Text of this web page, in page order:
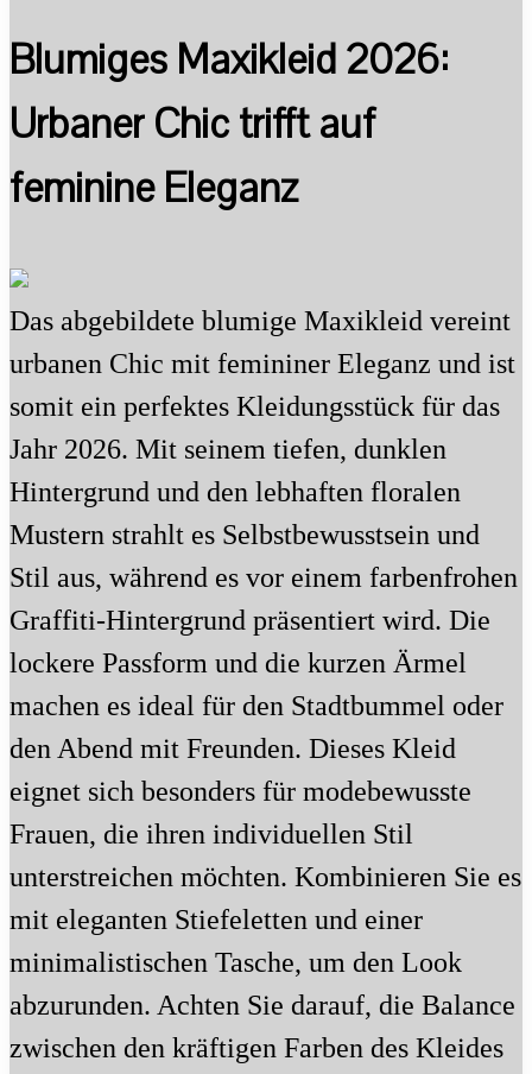
Blumiges Maxikleid 2026:
Urbaner Chic trifft auf
feminine Eleganz
Das abgebildete blumige Maxikleid vereint
urbanen Chic mit femininer Eleganz und ist
somit ein perfektes Kleidungsstück für das
Jahr 2026. Mit seinem tiefen, dunklen
Hintergrund und den lebhaften floralen
Mustern strahlt es Selbstbewusstsein und
Stil aus, während es vor einem farbenfrohen
Graffiti-Hintergrund präsentiert wird. Die
lockere Passform und die kurzen Ärmel
machen es ideal für den Stadtbummel oder
den Abend mit Freunden. Dieses Kleid
eignet sich besonders für modebewusste
Frauen, die ihren individuellen Stil
unterstreichen möchten. Kombinieren Sie es
mit eleganten Stiefeletten und einer
minimalistischen Tasche, um den Look
abzurunden. Achten Sie darauf, die Balance
zwischen den kräftigen Farben des Kleides